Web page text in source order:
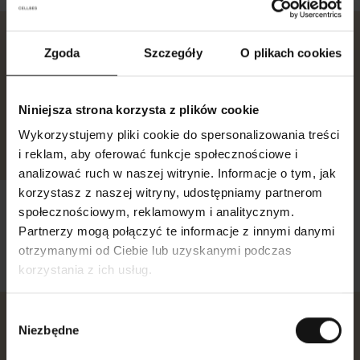
Zgoda Szczegóły O plikach cookies
Niniejsza strona korzysta z plików cookie
Wykorzystujemy pliki cookie do spersonalizowania treści
i reklam, aby oferować funkcje społecznościowe i
analizować ruch w naszej witrynie. Informacje o tym, jak
korzystasz z naszej witryny, udostępniamy partnerom
społecznościowym, reklamowym i analitycznym.
Partnerzy mogą połączyć te informacje z innymi danymi
otrzymanymi od Ciebie lub uzyskanymi podczas
korzystania z ich usług.
Niezbędne
Lena ma 65 lat i pochodzi z Göteborga. Od 7 lat
wyszukiwaniu strojów dla klientów. Lubi „odrobinę
urozmaicenia” i to, co ono przynosi. Lena uwielbia
kamerę i siebie samą.
Moda tworzona przez
kobiety dla kobiet.
Frida to kochająca zwierzęta nauczycielka
hiszpańskiego. Ma 41 lat i pochodzi z Köping, gdzie